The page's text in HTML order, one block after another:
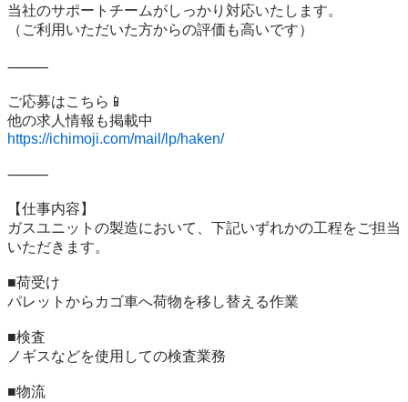
当社のサポートチームがしっかり対応いたします。
（ご利用いただいた方からの評価も高いです）
⸻
ご応募はこちら📱
https://ichimoji.com/mail/lp/haken/
⸻
【仕事内容】
ガスユニットの製造において、下記いずれかの工程をご担当
いただきます。
■荷受け
パレットからカゴ車へ荷物を移し替える作業
■検査
ノギスなどを使用しての検査業務
■物流